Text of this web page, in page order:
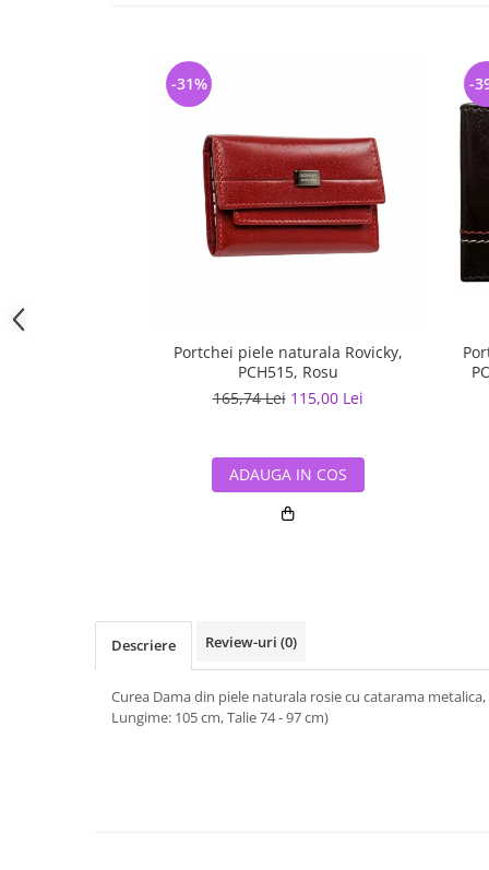
Portchei piele naturala Rovicky,
PCH515, Rosu
165,74 Lei 115,00 Lei
-31%
ADAUGA IN COS
-
Descriere Review-uri (0)
Curea Dama din piele naturala rosie cu catarama
Lungime: 105 cm, Talie 74 - 97 cm)